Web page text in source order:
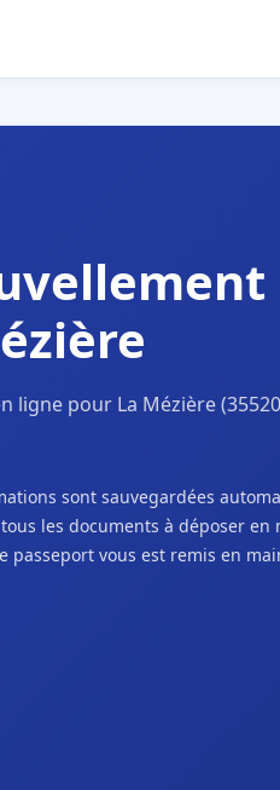
ligne pour La Mézière
sont sauvegardées
les documents à déposer en
vous est remis en